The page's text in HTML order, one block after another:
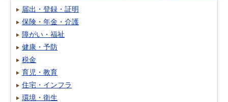
届出・登録・証明
保険・年金・介護
障がい・福祉
健康・予防
税金
育児・教育
住宅・インフラ
環境・衛生